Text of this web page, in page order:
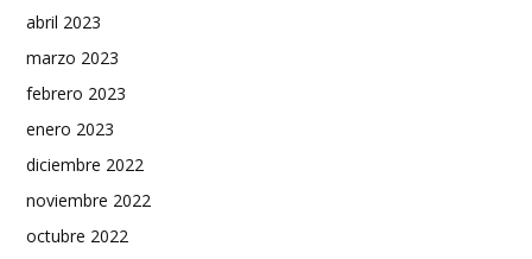
abril 2023
marzo 2023
febrero 2023
enero 2023
diciembre 2022
noviembre 2022
octubre 2022